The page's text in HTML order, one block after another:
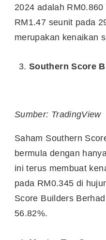
2024 adalah
RM1.47 seunit pada
merupakan kenaikan
Southern Score
Sumber: TradingView
Saham Southern
bermula dengan
ini terus membuat
pada RM0.345 di
Score Builders
56.82%.